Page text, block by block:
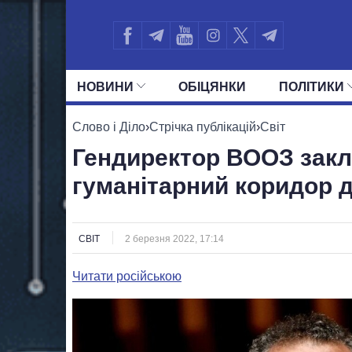
НОВИНИ ОБIЦЯНКИ ПОЛIТИКИ
УСІ ПОЛІТИКИ ПРЕЗИДЕНТ І ОФІС
Слово і Діло›Стрічка публікацій›Світ
Гендиректор ВООЗ
гуманітарний коридор
СВІТ 2 березня 2022, 17:14
Читати російською